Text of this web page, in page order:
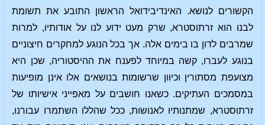
הקשורים לנושא. האינדיבידואל הראשון התובע את תשומת
לבנו הוא זרתוסטרא, שרק מעט ידוע לנו על אודותיו, למרות
שמרבים לדון בו בימים אלה. אך בכל הנוגע למחקרים חיצוניים
בנוגע לעברו, קשה במיוחד לפענח את ההיסטוריה, שכן היא
מצועפת מסתורין וכיוון שרשומות בנושאים אלו אינן מופיעות
במסמכים העתיקים. כשאנו חושבים על מאפייני אישיותו של
זרתוסטרא, שמתנותיו לאנושות, ככל שהללו השתמרו עבורנו,